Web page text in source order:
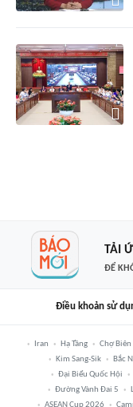
TẢI
ĐỂ
Điều khoản sử
Iran Hạ Tầng Chợ Biên
Kim Sang-Sik
Bắc
Đại Biểu Quốc Hội
Đường Vành Đai 5
ASEAN Cup 2026